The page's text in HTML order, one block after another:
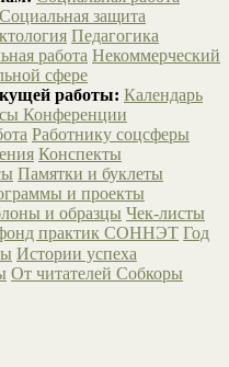
Социальная защита
Педагогика
работа Некоммерческий
сфере
работы: Календарь
Конференции
Работнику соцсферы
Конспекты
Памятки и буклеты
и проекты
и образцы Чек-листы
практик СОННЭТ Год
Истории успеха
От читателей Собкоры